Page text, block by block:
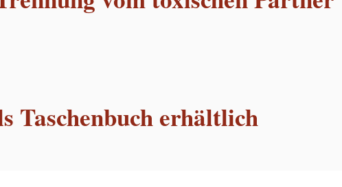
Taschenbuch erhältlich